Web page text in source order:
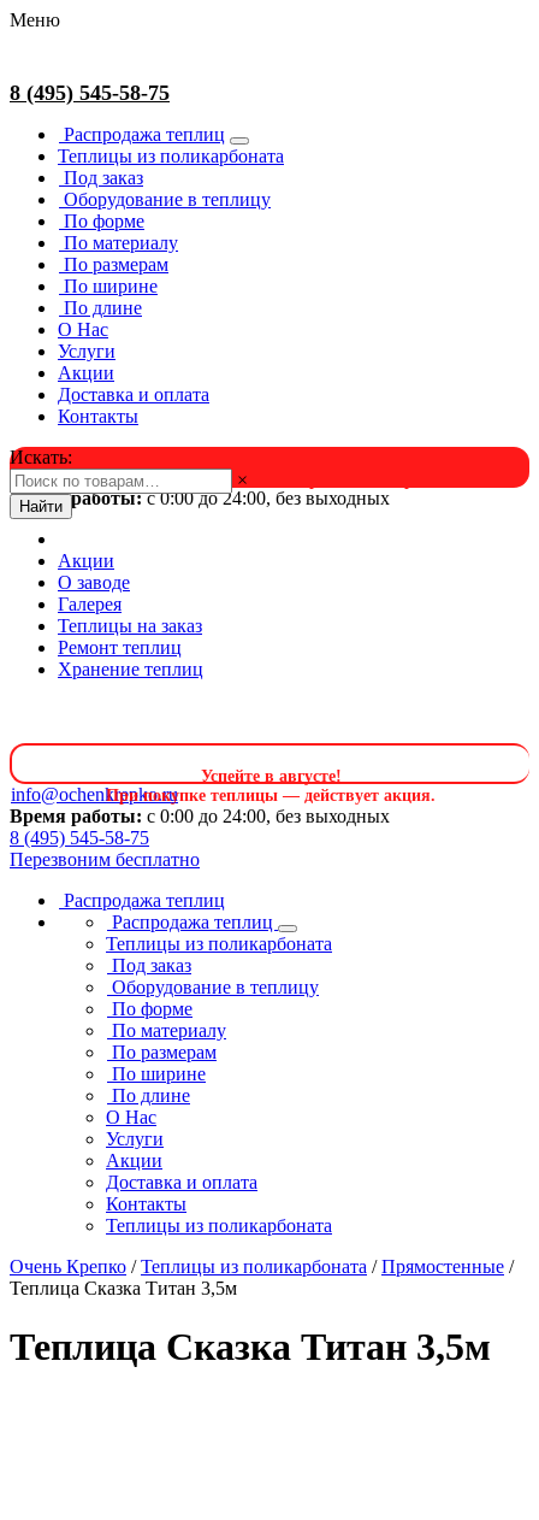
Меню
8 (495) 545-58-75
Распродажа теплиц
Теплицы из поликарбоната
Под заказ
Оборудование в теплицу
По форме
По материалу
По размерам
По ширине
По длине
О Нас
Услуги
Акции
Доставка и оплата
Контакты
Искать:
×
Найти
Успейте в августе! Скидка и подарок на выбор. Звоните!
Время работы:с 0:00 до 24:00, без выходных
Акции
О заводе
Галерея
Теплицы на заказ
Ремонт теплиц
Хранение теплиц
Успейте в августе!
При покупке теплицы — действует акция.
info@ochenkrepko.ru
Время работы: с 0:00 до 24:00, без выходных
8 (495) 545-58-75
Перезвоним бесплатно
Распродажа теплиц
Распродажа теплиц
Теплицы из поликарбоната
Под заказ
Оборудование в теплицу
По форме
По материалу
По размерам
По ширине
По длине
О Нас
Услуги
Акции
Доставка и оплата
Контакты
Теплицы из поликарбоната
Очень Крепко /Теплицы из поликарбоната /Прямостенные /
Теплица Сказка Титан 3,5м
Теплица Сказка Титан 3,5м